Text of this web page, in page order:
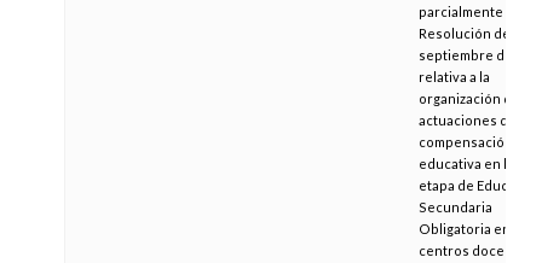
parcialmente la
Resolución de 4 de
septiembre de
relativa a la
organización de las
actuaciones de
compensación
educativa en la
etapa de Educación
Secundaria
Obligatoria en los
centros docentes